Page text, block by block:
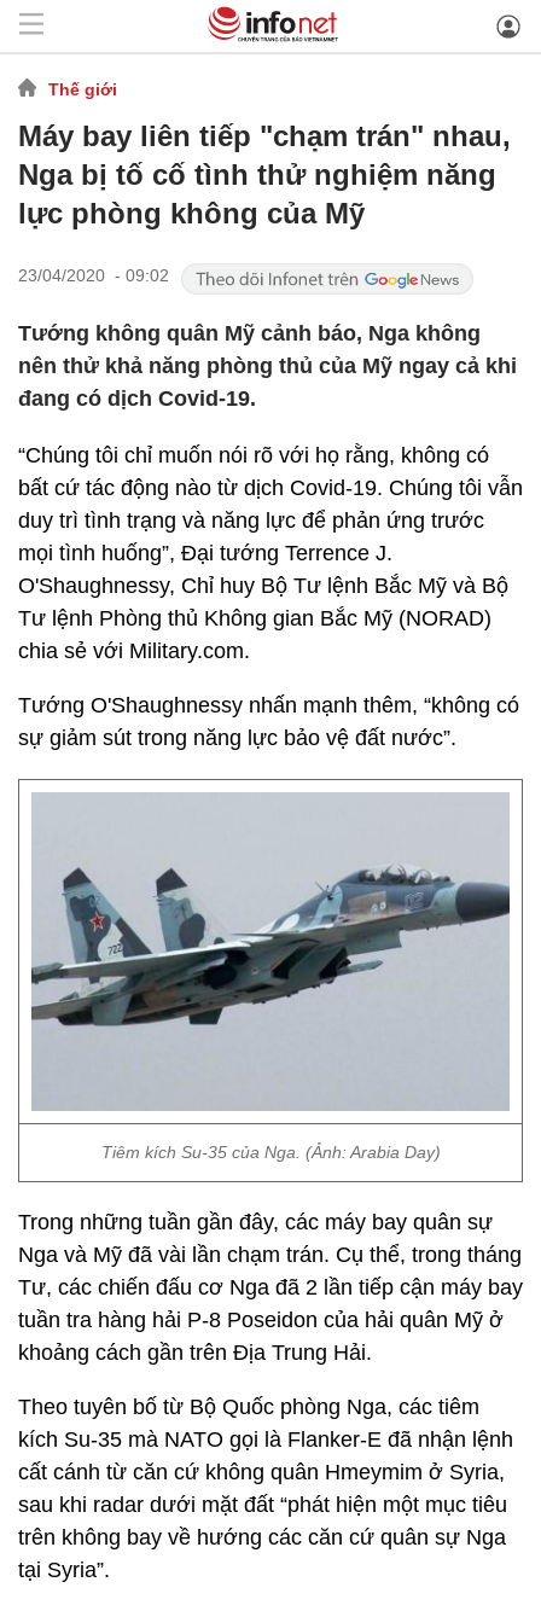
Thế giới
Máy bay liên tiếp "chạm trán" nhau,
Nga bị tố cố tình thử nghiệm năng
lực phòng không của Mỹ
23/04/2020 - 09:02
Tướng không quân Mỹ cảnh báo, Nga không
nên thử khả năng phòng thủ của Mỹ ngay cả khi
đang có dịch Covid-19.
“Chúng tôi chỉ muốn nói rõ với họ rằng, không có
bất cứ tác động nào từ dịch Covid-19. Chúng tôi vẫn
duy trì tình trạng và năng lực để phản ứng trước
mọi tình huống”, Đại tướng Terrence J.
O'Shaughnessy, Chỉ huy Bộ Tư lệnh Bắc Mỹ và Bộ
Tư lệnh Phòng thủ Không gian Bắc Mỹ (NORAD)
chia sẻ với Military.com.
Tướng O'Shaughnessy nhấn mạnh thêm, “không có
sự giảm sút trong năng lực bảo vệ đất nước”.
Tiêm kích Su-35 của Nga. (Ảnh: Arabia Day)
Trong những tuần gần đây, các máy bay quân sự
Nga và Mỹ đã vài lần chạm trán. Cụ thể, trong tháng
Tư, các chiến đấu cơ Nga đã 2 lần tiếp cận máy bay
tuần tra hàng hải P-8 Poseidon của hải quân Mỹ ở
khoảng cách gần trên Địa Trung Hải.
Theo tuyên bố từ Bộ Quốc phòng Nga, các tiêm
kích Su-35 mà NATO gọi là Flanker-E đã nhận lệnh
cất cánh từ căn cứ không quân Hmeymim ở Syria,
sau khi radar dưới mặt đất “phát hiện một mục tiêu
trên không bay về hướng các căn cứ quân sự Nga
tại Syria”.